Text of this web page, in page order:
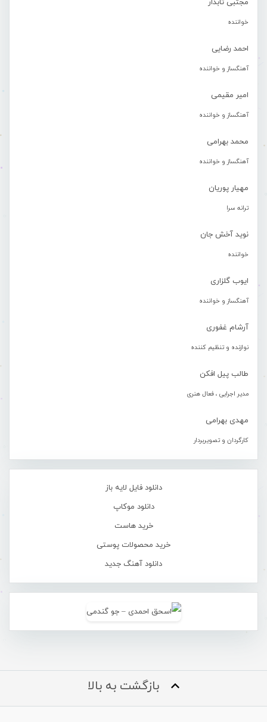
مجتبی تابدار
خواننده
احمد رضایی
آهنگساز و خواننده
امیر مقیمی
آهنگساز و خواننده
محمد بهرامی
آهنگساز و خواننده
مهیار پوریان
ترانه سرا
نوید آخش جان
خواننده
ایوب گلزاری
آهنگساز و خواننده
آرشام غفوری
نوازنده و تنظیم کننده
طالب پیل افکن
مدیر اجرایی ، فعال هنری
مهدی بهرامی
کارگردان و تصویربردار
دانلود فایل لایه باز
دانلود موکاپ
خرید هاست
خرید محصولات پوستی
دانلود آهنگ جدید
بازگشت به بالا